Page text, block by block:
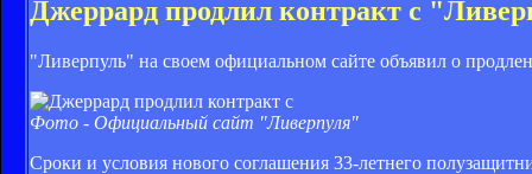
Джеррард продлил контракт с
"Ливерпуль" на своем официальном сайте объявил о
Фото - Официальный сайт "Ливерпуля"
Сроки и условия нового соглашения 33-летнего